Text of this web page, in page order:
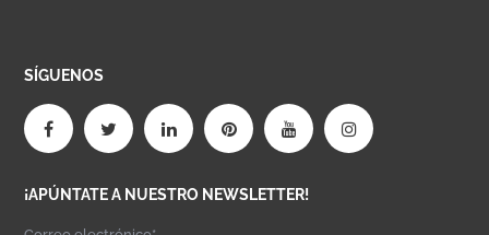
SÍGUENOS
¡APÚNTATE A NUESTRO NEWSLETTER!